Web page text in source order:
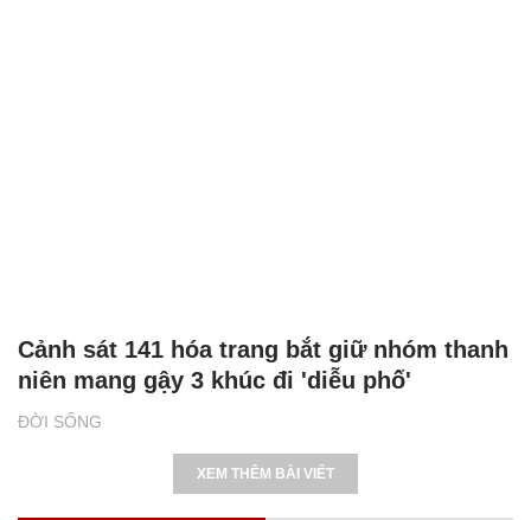
ĐỜI SỐNG
Cảnh sát 141 hóa trang bắt giữ nhóm thanh
niên mang gậy 3 khúc đi 'diễu phố'
XEM THÊM BÀI VIẾT